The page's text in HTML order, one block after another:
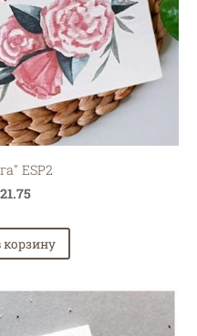
ESP2
корзину